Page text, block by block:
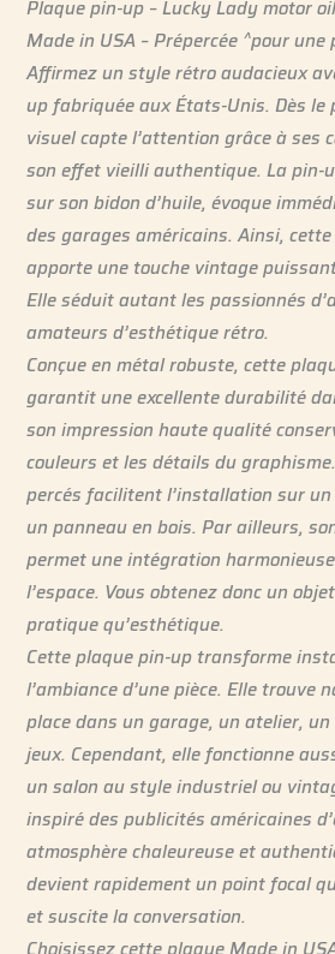
Plaque pin-up – Lucky Lady motor
Made in USA – Prépercée ^pour une
Affirmez un style rétro audacieux
up fabriquée aux États-Unis. Dès le
visuel capte l’attention grâce à ses
son effet vieilli authentique. La pin-
sur son bidon d’huile, évoque
des garages américains. Ainsi,
apporte une touche vintage
Elle séduit autant les passionnés
amateurs d’esthétique rétro.
Conçue en métal robuste, cette
garantit une excellente durabilité
son impression haute qualité
couleurs et les détails du
percés facilitent l’installation sur
un panneau en bois. Par ailleurs,
permet une intégration
l’espace. Vous obtenez donc un
pratique qu’esthétique.
Cette plaque pin-up transforme
l’ambiance d’une pièce. Elle trouve
place dans un garage, un atelier,
jeux. Cependant, elle fonctionne
un salon au style industriel ou
inspiré des publicités américaines
atmosphère chaleureuse et
devient rapidement un point focal
et suscite la conversation.
Choisissez cette plaque Made in